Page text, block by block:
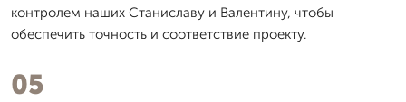
контролем наших Станиславу и Валентину, чтобы
обеспечить точность и соответствие проекту.
05